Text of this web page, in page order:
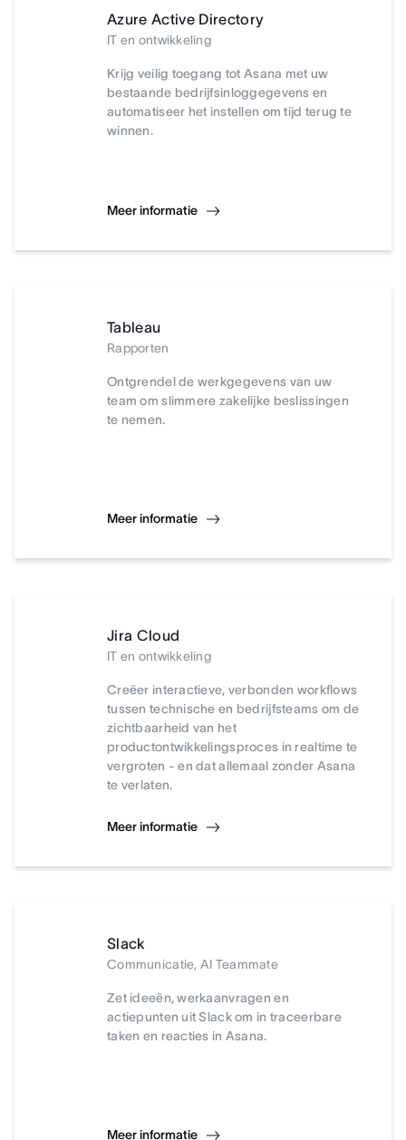
Azure Active Directory
IT en ontwikkeling
Krijg veilig toegang tot Asana met uw
bestaande bedrijfsinloggegevens en
automatiseer het instellen om tijd terug te
winnen.
Meer informatie
Tableau
Rapporten
Ontgrendel de werkgegevens van uw
team om slimmere zakelijke beslissingen
te nemen.
Meer informatie
Jira Cloud
IT en ontwikkeling
Creëer interactieve, verbonden workflows
tussen technische en bedrijfsteams om de
zichtbaarheid van het
productontwikkelingsproces in realtime te
vergroten - en dat allemaal zonder Asana
te verlaten.
Meer informatie
Slack
Communicatie, AI Teammate
Zet ideeën, werkaanvragen en
actiepunten uit Slack om in traceerbare
taken en reacties in Asana.
Meer informatie